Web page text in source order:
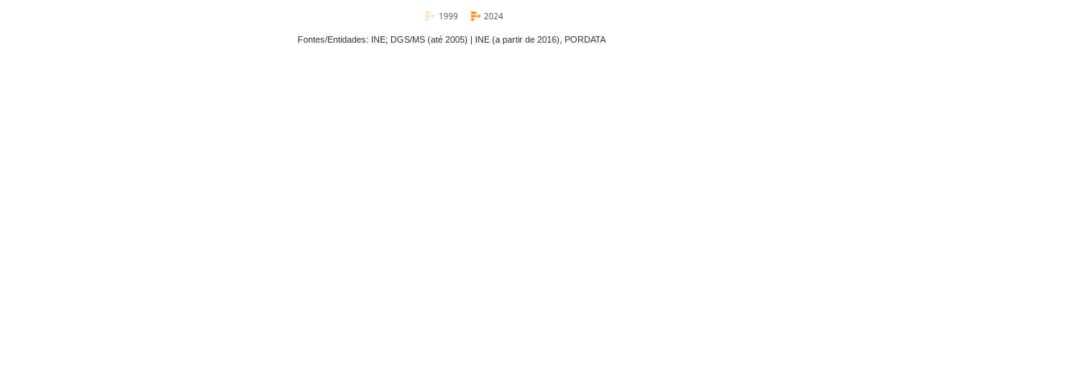
2024
1999
Fontes/Entidades: INE; DGS/MS (até 2005) | INE (a partir de 2016), PORDATA